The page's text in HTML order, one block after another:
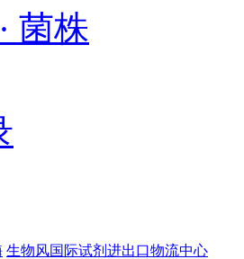
菌株
生物风国际试剂进出口物流中心